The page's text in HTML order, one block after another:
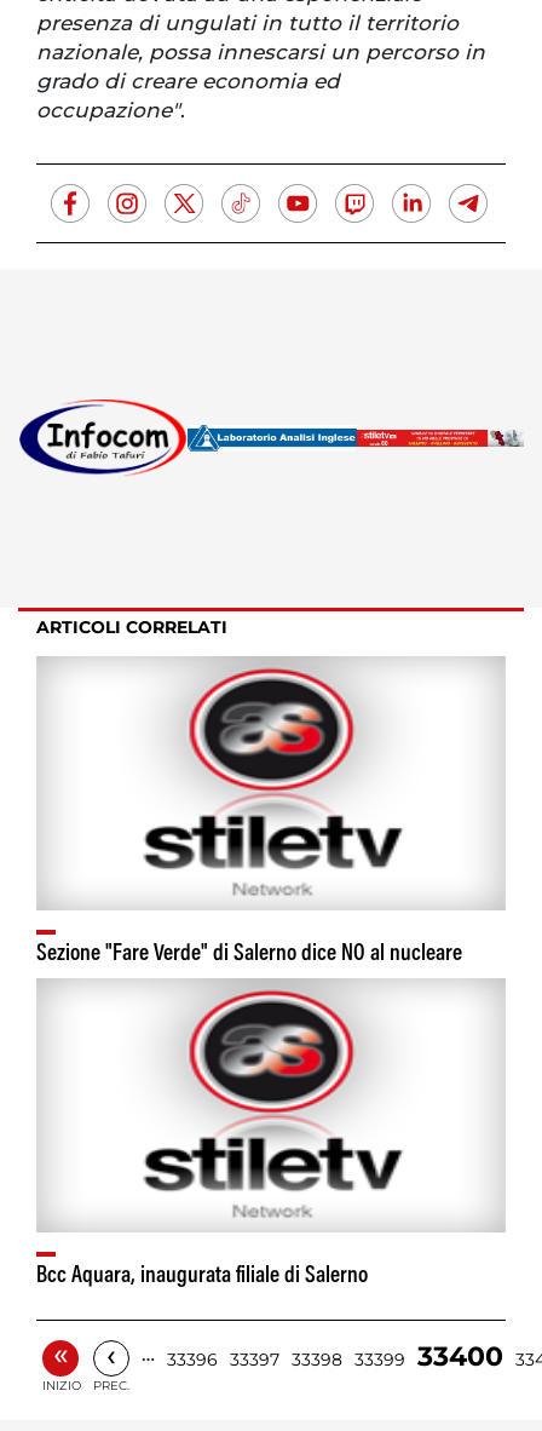
presenza di ungulati in tutto il territorio
nazionale, possa innescarsi un percorso in
grado di creare economia ed
occupazione".
ARTICOLI CORRELATI
Sezione "Fare Verde" di Salerno dice NO al nucleare
Bcc Aquara, inaugurata filiale di Salerno
«
INIZIO
‹
PREC.
… 33396 33397 33398 33399 33400